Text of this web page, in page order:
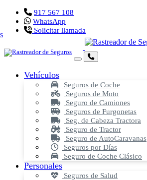
917 567 108
WhatsApp
Solicitar llamada
Vehículos
Seguros de Coche
Seguros de Moto
Seguro de Camiones
Seguros de Furgonetas
Seg. de Cabeza Tractora
Seguro de Tractor
Seguro de AutoCaravanas
Seguros por Días
Seguro de Coche Clásico
Personales
Seguros de Salud